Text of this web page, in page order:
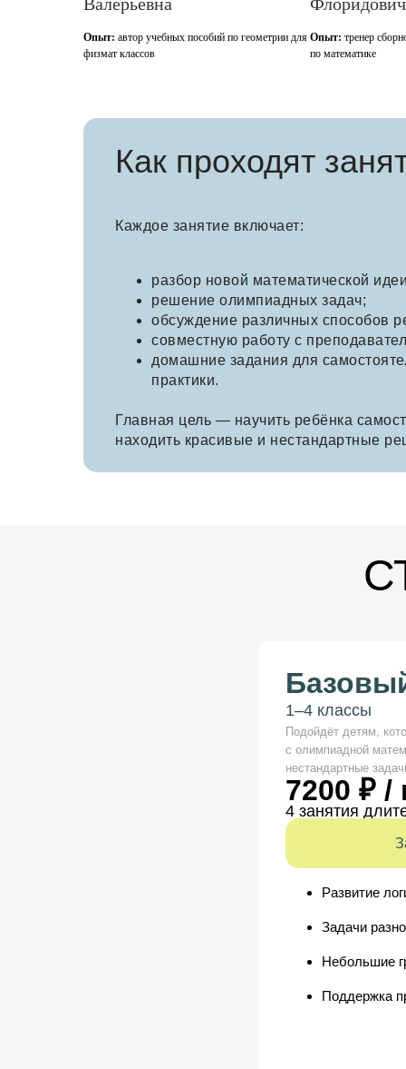
автор учебных пособий по геометрии для Опыт:тренер сборной Москвы на ВсОШ
Как проходят
Каждое занятие включает:
разбор новой математической
решение олимпиадных задач;
обсуждение различных способов
совместную работу с
домашние задания для
практики.
Главная цель — научить ребёнка
находить красивые и нестандартные
1–4 классы
Подойдёт детям,
с олимпиадной
нестандартные
7200 ₽ /
4 занятия
Развитие
Задачи
Небольшие
Поддержка